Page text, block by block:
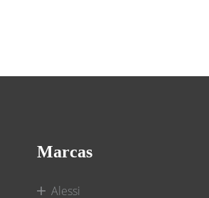
Marcas
Alessi